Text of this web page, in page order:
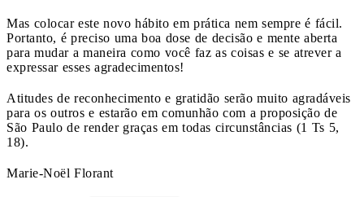
Mas colocar este novo hábito em prática nem sempre é fácil.
Portanto, é preciso uma boa dose de decisão e mente aberta
para mudar a maneira como você faz as coisas e se atrever a
expressar esses agradecimentos!
Atitudes de reconhecimento e gratidão serão muito agradáveis
para os outros e estarão em comunhão com a proposição de
São Paulo de render graças em todas circunstâncias (1 Ts 5,
18).
Marie-Noël Florant